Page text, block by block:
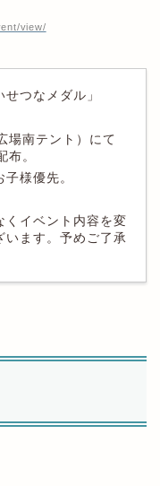
view/
つなメダル」
場南テント）にて
。
様優先。
くイベント内容を変
います。予めご了承